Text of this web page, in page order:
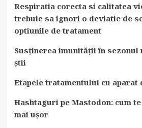
Respiratia corecta si calitatea
trebuie sa ignori o deviatie de
optiunile de tratament
Susținerea imunității în sezonul
știi
Etapele tratamentului cu
Hashtaguri pe Mastodon: cum
mai ușor